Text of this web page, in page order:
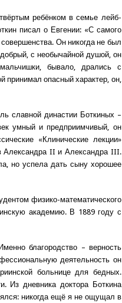
ребёнком в семье лейб-
писал о Евгении: «С самого
Он никогда не был
с необычайной душой, он
бывало, дрались с
принимал опасный характер, он,
славной династии Боткиных –
умный и предприимчивый, он
«Клинические лекции»
Александра II и Александра III.
но успела дать сыну хорошее
физико-математического
академию. В 1889 году с
благородство – верность
деятельность он
больнице для бедных.
Из дневника доктора Боткина
никогда ещё я не ощущал в